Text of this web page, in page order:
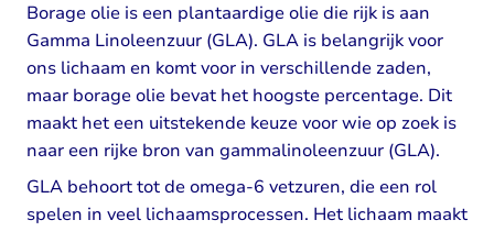
Borage olie is een plantaardige olie die rijk is aan
Gamma Linoleenzuur (GLA). GLA is belangrijk voor
ons lichaam en komt voor in verschillende zaden,
maar borage olie bevat het hoogste percentage. Dit
maakt het een uitstekende keuze voor wie op zoek is
naar een rijke bron van gammalinoleenzuur (GLA).
GLA behoort tot de omega-6 vetzuren, die een rol
spelen in veel lichaamsprocessen. Het lichaam maakt